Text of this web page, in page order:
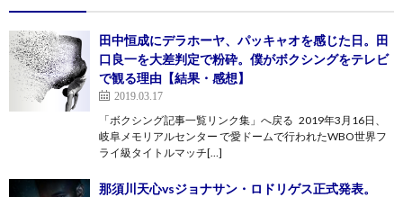
田中恒成にデラホーヤ、パッキャオを感じた日。田
口良一を大差判定で粉砕。僕がボクシングをテレビ
で観る理由【結果・感想】
2019.03.17
「ボクシング記事一覧リンク集」へ戻る 2019年3月16日、
岐阜メモリアルセンター で愛ドームで行われたWBO世界フ
ライ級タイトルマッチ[…]
那須川天心vsジョナサン・ロドリゲス正式発表。